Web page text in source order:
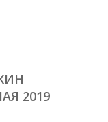
2019